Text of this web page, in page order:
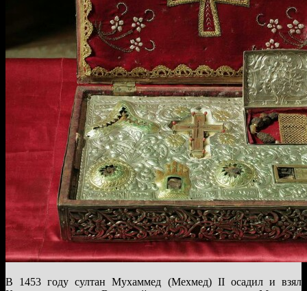
В 1453 году султан Мухаммед (Мехмед) II осадил и взял